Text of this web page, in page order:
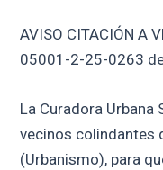
AVISO CITACIÓN A
05001-2-25-0263
La Curadora
vecinos colindantes
(Urbanismo), para